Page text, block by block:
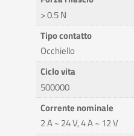
> 0.5 N
Tipo contatto
Occhiello
Ciclo vita
500000
Corrente nominale
2 A ~ 24 V, 4 A ~ 12 V